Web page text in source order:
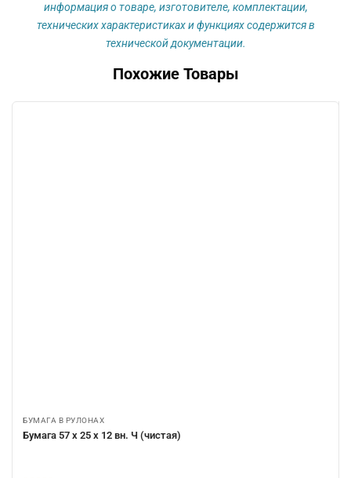
информация о товаре, изготовителе, комплектации,
технических характеристиках и функциях содержится в
технической документации.
Похожие Товары
БУМАГА В РУЛОНАХ
Бумага 57 х 25 х 12 вн. Ч (чистая)